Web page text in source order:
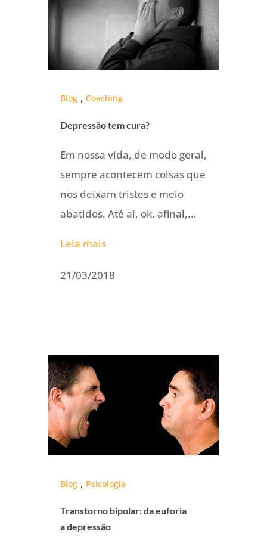
Blog , Coaching
Depressão tem cura?
Em nossa vida, de modo geral,
sempre acontecem coisas que
nos deixam tristes e meio
abatidos. Até ai, ok, afinal,...
Leia mais
21/03/2018
Blog , Psicologia
Transtorno bipolar: da euforia
a depressão